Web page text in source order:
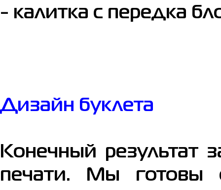
- калитка с передка
Дизайн буклета
Конечный результат
печати. Мы готовы